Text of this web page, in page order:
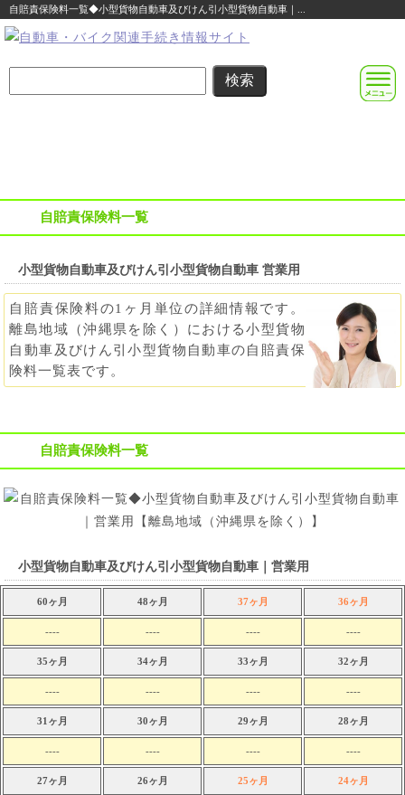
自賠責保険料一覧◆小型貨物自動車及びけん引小型貨物自動車｜...
自賠責保険料一覧
小型貨物自動車及びけん引小型貨物自動車 営業用
自賠責保険料の1ヶ月単位の詳細情報です。
離島地域（沖縄県を除く）における小型貨物
自動車及びけん引小型貨物自動車の自賠責保
険料一覧表です。
自賠責保険料一覧
小型貨物自動車及びけん引小型貨物自動車｜営業用
60ヶ月 48ヶ月 37ヶ月 36ヶ月
---- ---- ---- ----
35ヶ月 34ヶ月 33ヶ月 32ヶ月
---- ---- ---- ----
31ヶ月 30ヶ月 29ヶ月 28ヶ月
---- ---- ---- ----
27ヶ月 26ヶ月 25ヶ月 24ヶ月